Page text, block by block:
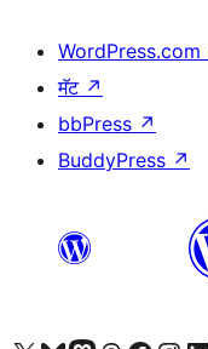
WordPress.com
मॅट ↗
bbPress ↗
BuddyPress ↗